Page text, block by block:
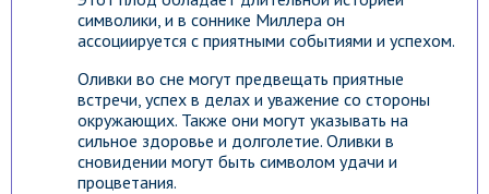
символики, и в соннике Миллера он
ассоциируется с приятными событиями и успехом.
Оливки во сне могут предвещать приятные
встречи, успех в делах и уважение со стороны
окружающих. Также они могут указывать на
сильное здоровье и долголетие. Оливки в
сновидении могут быть символом удачи и
процветания.